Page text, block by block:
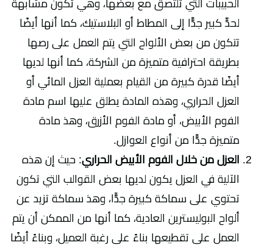
الحبيبات التي تلتصق مع بعضها، وهي تكون مشابهة
لحدٍّ كبير جدًّا إلى المطاط أو البلاستيك، كما أنها أيضًا
تتكون من بعض الألواح التي يتم العمل على رصها
بطريقة احترافية متميزة من الشركة، كما أنها لديها
أيضًا قدرة كبيرة من القيام بعملية العزل المائي أو
العزل الحراري، وهذه المادة يطلق عليها اسم مادة
الفوم الأبيض، أو مادة الفوم الأزرق، وهذ مادة
متميزة جدًّا من أنواع العوازل.
العزل من خلال الفوم الأبيض الحراري: حيث إن هذه
الآلية في العزل يكون لديها بعض القوالب التي تكون
تحتوي على سماكة كبيرة جدًّا، وهذ سماكة تزيد عن
ألواح البوليسترين العادية، كما أنها من الممكن أن يتم
العمل على تقطيعها بناءً على رغبة العميل، وبناءً أيضًا